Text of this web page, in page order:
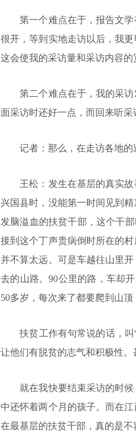
第一个难点在于，报告文学
很开，等到实地走访以后，我
这会使我的采访量和采访内容
第二个难点在于，我的采访
面采访时还好一点，而回来听
记者：那么，在走访各地的
王松：发生在基层的真实故
兴国县时，没能第一时间见到
发脑溢血的扶贫干部，这个干
接到这个丁声贵病倒时所在的
并不算太远。可是车越往山里
去的山路。90公里的路，车却
50多岁，每次来了都要爬到山顶
扶贫工作有句常说的话，叫“
让他们有脱贫的志气和积极性
就在我快要结束采访的时候
中还怀着两个月的孩子。而在
在最基层的扶贫干部，真的是不